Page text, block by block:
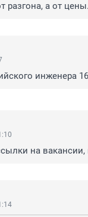
разгона, а от цены.
инженера
на вакансии,